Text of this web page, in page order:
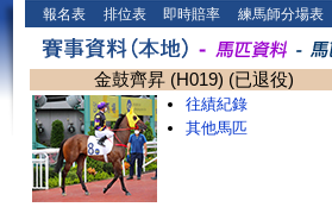
報名表 排位表 即時賠率 練馬師分場表
金鼓齊昇 (H019) (已退役)
往績紀錄
其他馬匹